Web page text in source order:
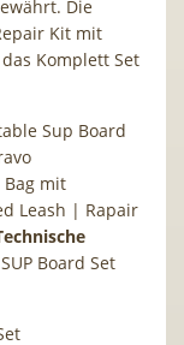
Die
Kit mit
Komplett Set
Sup Board
mit
Leash | Rapair
Board Set